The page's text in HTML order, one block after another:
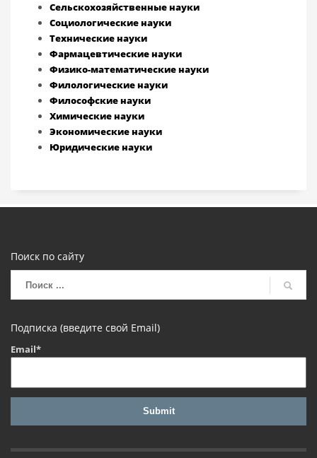
Сельскохозяйственные науки
Социологические науки
Технические науки
Фармацевтические науки
Физико-математические науки
Филологические науки
Философские науки
Химические науки
Экономические науки
Юридические науки
Поиск по сайту
Подписка (введите свой Email)
Email*